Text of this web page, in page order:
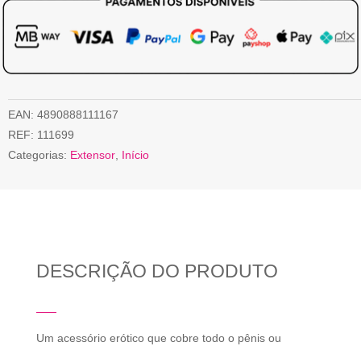
EAN: 4890888111167
REF: 111699
Categorias: Extensor Início
DESCRIÇÃO DO PRODUTO
Um acessório erótico que cobre todo o pênis ou